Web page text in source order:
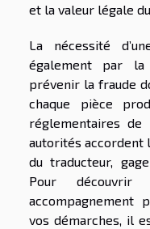
et la valeur légale
La nécessité
également par
prévenir la fraude
chaque pièce
réglementaires de
autorités accordent
du traducteur,
Pour découvrir
accompagnement
vos démarches, il